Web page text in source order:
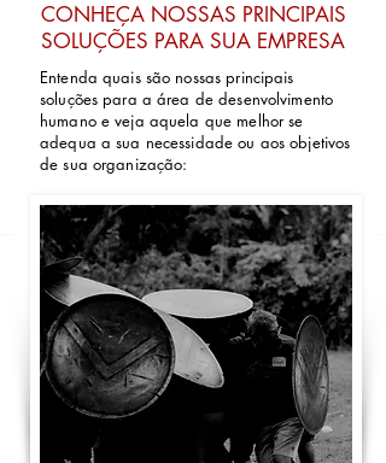
CONHEÇA NOSSAS PRINCIPAIS
SOLUÇÕES PARA SUA EMPRESA
Entenda quais são nossas principais
soluções para a área de desenvolvimento
humano e veja aquela que melhor se
adequa a sua necessidade ou aos objetivos
de sua organização: